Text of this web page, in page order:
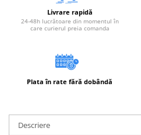
Instrumente de masurat si trasat
Rigle si echere
Dibluri
Livrare rapidă
24-48h lucrătoare din momentul în
care curierul preia comanda
Plata în rate fără dobândă
Descriere